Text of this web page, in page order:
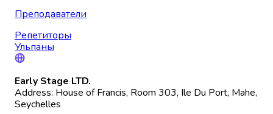
Преподаватели
Репетиторы
Ульпаны
Early Stage LTD.
Address: House of Francis, Room 303, Ile Du Port, Mahe,
Seychelles